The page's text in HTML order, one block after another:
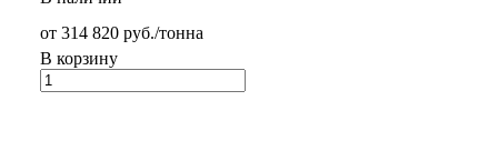
от 314 820 руб./тонна
В корзину